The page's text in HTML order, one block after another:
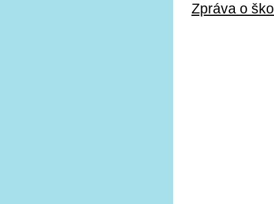
Zpráva o